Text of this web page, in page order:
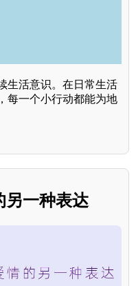
生活意识。在日常生活
每一个小行动都能为地
另一种表达